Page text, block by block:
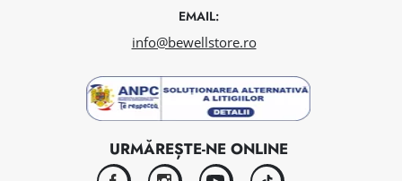
EMAIL:
info@bewellstore.ro
URMĂREȘTE-NE ONLINE